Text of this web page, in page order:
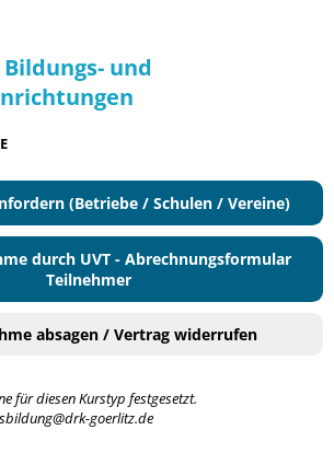
und
(Betriebe / Schulen / Vereine)
durch UVT - Abrechnungsformular
Teilnehmer
absagen / Vertrag widerrufen
für diesen Kurstyp festgesetzt.
goerlitz.de